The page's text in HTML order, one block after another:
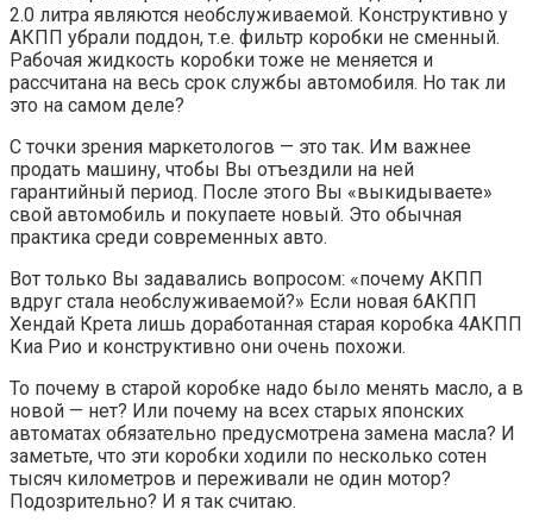
2.0 литра являются необслуживаемой. Конструктивно у
АКПП убрали поддон, т.е. фильтр коробки не сменный.
Рабочая жидкость коробки тоже не меняется и
рассчитана на весь срок службы автомобиля. Но так ли
это на самом деле?
С точки зрения маркетологов — это так. Им важнее
продать машину, чтобы Вы отъездили на ней
гарантийный период. После этого Вы «выкидываете»
свой автомобиль и покупаете новый. Это обычная
практика среди современных авто.
Вот только Вы задавались вопросом: «почему АКПП
вдруг стала необслуживаемой?» Если новая 6АКПП
Хендай Крета лишь доработанная старая коробка 4АКПП
Киа Рио и конструктивно они очень похожи.
То почему в старой коробке надо было менять масло, а в
новой — нет? Или почему на всех старых японских
автоматах обязательно предусмотрена замена масла? И
заметьте, что эти коробки ходили по несколько сотен
тысяч километров и переживали не один мотор?
Подозрительно? И я так считаю.